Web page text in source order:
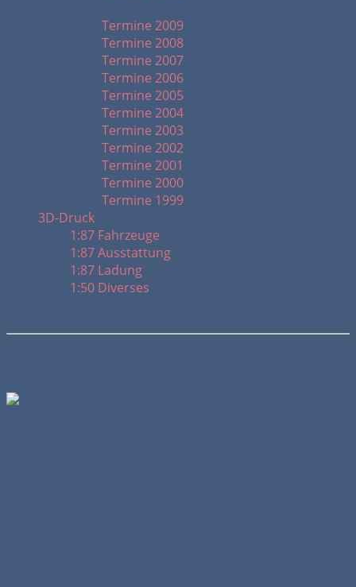
Termine 2009
Termine 2008
Termine 2007
Termine 2006
Termine 2005
Termine 2004
Termine 2003
Termine 2002
Termine 2001
Termine 2000
Termine 1999
3D-Druck
1:87 Fahrzeuge
1:87 Ausstattung
1:87 Ladung
1:50 Diverses